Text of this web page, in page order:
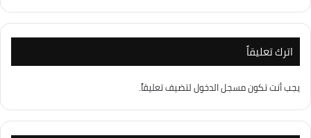
اترك تعليقاً
يجب أنت تكونمسجل الدخوللتضيف تعليقاً.